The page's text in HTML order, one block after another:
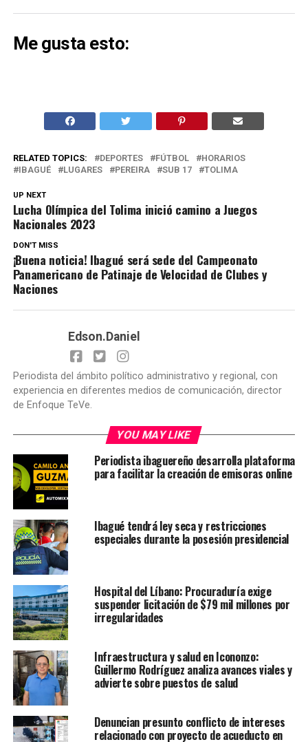
Me gusta esto:
RELATED TOPICS: DEPORTES FÚTBOL
HORARIOS
IBAGUÉ
LUGARES PEREIRA SUB 17 TOLIMA
UP NEXT
Lucha Olímpica del Tolima inició camino a Juegos
Nacionales 2023
DON'T MISS
¡Buena noticia! Ibagué será sede del Campeonato
Panamericano de Patinaje de Velocidad de Clubes y
Naciones
Edson.Daniel
Periodista del ámbito político administrativo y regional, con
experiencia en diferentes medios de comunicación, director
de Enfoque TeVe.
YOU MAY LIKE
Periodista ibaguereño desarrolla plataforma
para facilitar la creación de emisoras online
Ibagué tendrá ley seca y restricciones
especiales durante la posesión presidencial
Hospital del Líbano: Procuraduría exige
suspender licitación de $79 mil millones por
irregularidades
Infraestructura y salud en Icononzo:
Guillermo Rodríguez analiza avances viales y
advierte sobre puestos de salud
Denuncian presunto conflicto de intereses
relacionado con proyecto de acueducto en